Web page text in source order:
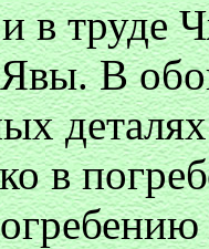
в
В
в